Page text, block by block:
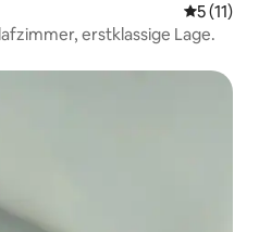
5 (11)
erstklassige Lage.